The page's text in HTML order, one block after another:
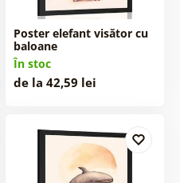
Poster elefant visător cu
baloane
În stoc
de la 42,59 lei